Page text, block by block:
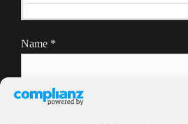
Name *
E-Mail-Adresse